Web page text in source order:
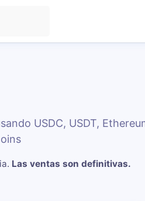
USDC, USDT,
. Las ventas son definitivas.